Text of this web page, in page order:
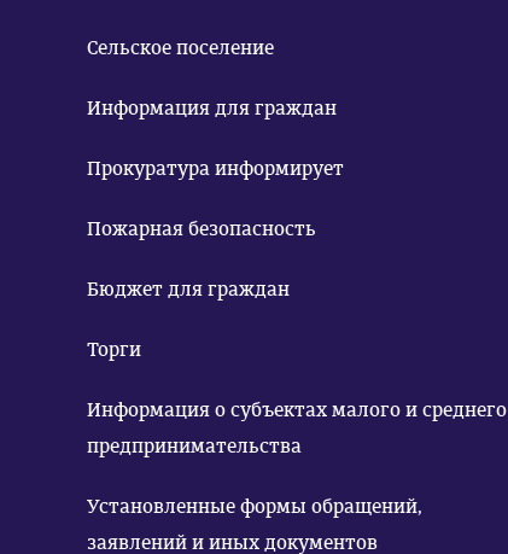
Сельское поселение
Информация для граждан
Прокуратура информирует
Пожарная безопасность
Бюджет для граждан
Торги
Информация о субъектах малого и среднего
предпринимательства
Установленные формы обращений,
заявлений и иных документов